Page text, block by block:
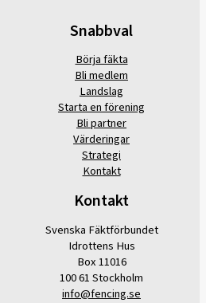
Snabbval
Börja fäkta
Bli medlem
Landslag
Starta en förening
Bli partner
Värderingar
Strategi
Kontakt
Kontakt
Svenska Fäktförbundet
Idrottens Hus
Box 11016
100 61 Stockholm
info@fencing.se